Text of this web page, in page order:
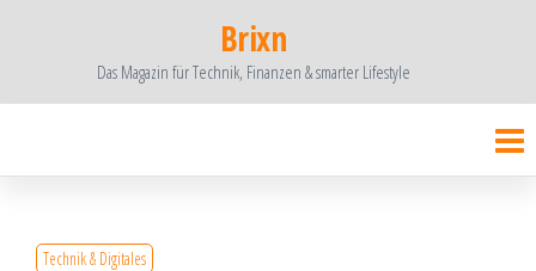
springen
Brixn
Das Magazin für Technik, Finanzen & smarter Lifestyle
Technik & Digitales